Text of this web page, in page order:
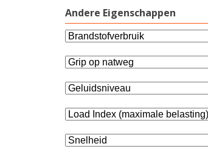
Andere Eigenschappen